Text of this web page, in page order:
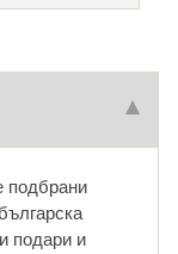
подбрани
подари и